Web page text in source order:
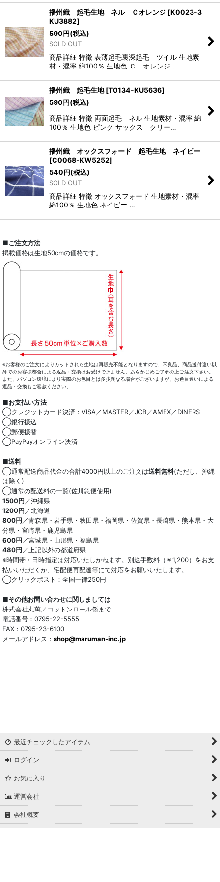
播州織 起毛生地 ネル Ｃオレンジ [K0023-3
KU3882]
590円(税込)
SOLD OUT
商品詳細 特徴 表薄起毛裏深起毛 ツイル 生地素
材・混率 綿100％ 生地色 Ｃ オレンジ …
播州織 起毛生地 [T0134-KU5636]
590円(税込)
商品詳細 特徴 両面起毛 ネル 生地素材・混率 綿
100％ 生地色 ピンク サックス クリー…
播州織 オックスフォード 起毛生地 ネイビー
[C0068-KW5252]
540円(税込)
SOLD OUT
商品詳細 特徴 オックスフォード 生地素材・混率
綿100％ 生地色 ネイビー …
■ご注文方法
掲載価格は生地50cmの価格です。
※お客様のご注文によりカットされた生地は再販売不能となりますので、不良品、商品送付違い以
外でのお客様都合による返品・交換はお受けできません。あらかじめご了承の上ご注文下さい。
また、パソコン環境により実際のお色目とは多少異なる場合がございますが、お色目違いによる
返品・交換もご容赦ください。
■お支払い方法
◯クレジットカード決済：VISA／MASTER／JCB／AMEX／DINERS
◯銀行振込
◯郵便振替
◯PayPayオンライン決済
■送料
◯通常配送商品代金の合計4000円以上のご注文は送料無料(ただし、沖縄
は除く)
◯通常の配送料の一覧(佐川急便使用)
1500円／沖縄県
1200円／北海道
800円／青森県・岩手県・秋田県・福岡県・佐賀県・長崎県・熊本県・大
分県・宮崎県・鹿児島県
600円／宮城県・山形県・福島県
480円／上記以外の都道府県
※時間帯・日時指定は対応いたしかねます。別途手数料（￥1,200）をお支
払いいただくか、宅配便再配達等にて対応をお願いいたします。
◯クリックポスト：全国一律250円
■その他お問い合わせに関しましては
株式会社丸萬／コットンロール係まで
電話番号：0795-22-5555
FAX：0795-23-6100
メールアドレス： shop@maruman-inc.jp
最近チェックしたアイテム
ログイン
お気に入り
運営会社
会社概要